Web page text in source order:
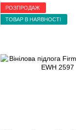
РОЗПРОДАЖ
ТОВАР В НАЯВНОСТІ